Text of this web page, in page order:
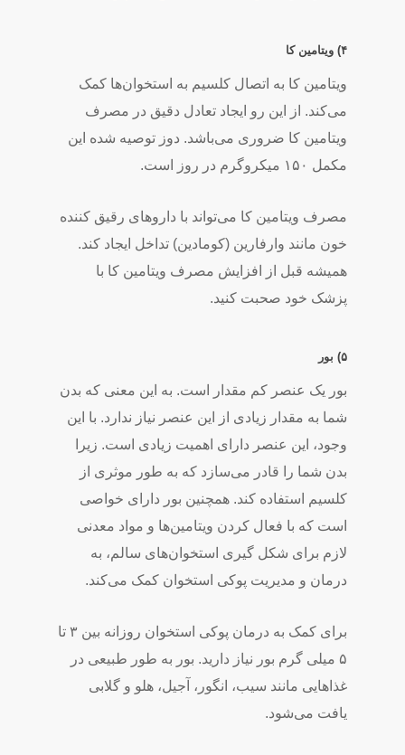
۴) ویتامین کا
ویتامین کا به اتصال کلسیم به استخوان­‌ها کمک
می­‌کند. از این رو ایجاد تعادل دقیق در مصرف
ویتامین کا ضروری می‌­باشد. دوز توصیه­ شده این
مکمل ۱۵۰ میکروگرم در روز است.
مصرف ویتامین کا می­‌تواند با داروهای رقیق­ کننده
خون مانند وارفارین (کومادین) تداخل ایجاد کند.
همیشه قبل از افزایش مصرف ویتامین کا با
پزشک خود صحبت کنید.
۵) بور
بور یک عنصر کم­ مقدار است. به این معنی که بدن
شما به مقدار زیادی از این عنصر نیاز ندارد. با این
وجود، این عنصر دارای اهمیت زیادی است. زیرا
بدن شما را قادر می­‌سازد که به طور موثری از
کلسیم استفاده کند. همچنین بور دارای خواصی
است که با فعال کردن ویتامین­‌ها و مواد معدنی
لازم برای شکل­ گیری استخوان­‌های سالم، به
درمان و مدیریت پوکی استخوان کمک می‌­کند.
برای کمک به درمان پوکی استخوان روزانه بین ۳ تا
۵ میلی­ گرم بور نیاز دارید. بور به طور طبیعی در
غذاهایی مانند سیب، انگور، آجیل، هلو و گلابی
یافت می‌­شود.